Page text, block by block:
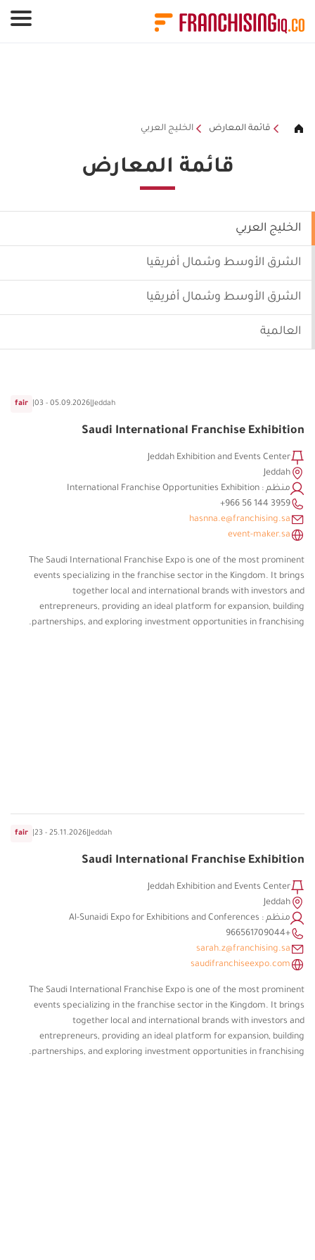
قائمة المعارض الخليج العربي
قائمة المعارض
الخليج العربي
الشرق الأوسط وشمال أفريقيا
الشرق الأوسط وشمال أفريقيا
العالمية
fair 03 - 05.09.2026 Jeddah
Saudi International Franchise Exhibition
Jeddah Exhibition and Events Center
Jeddah
منظم : International Franchise Opportunities Exhibition
hasnna.e@franchising.sa
event-maker.sa
The Saudi International Franchise Expo is one of the most prominent
events specializing in the franchise sector in the Kingdom. It brings
together local and international brands with investors and
entrepreneurs, providing an ideal platform for expansion, building
partnerships, and exploring investment opportunities in franchising.
fair 23 - 25.11.2026 Jeddah
Saudi International Franchise Exhibition
Jeddah Exhibition and Events Center
Jeddah
منظم : Al-Sunaidi Expo for Exhibitions and Conferences
+966561709044
sarah.z@franchising.sa
saudifranchiseexpo.com
The Saudi International Franchise Expo is one of the most prominent
events specializing in the franchise sector in the Kingdom. It brings
together local and international brands with investors and
entrepreneurs, providing an ideal platform for expansion, building
partnerships, and exploring investment opportunities in franchising.
لوحة إدارة ملفات تعريف الارتباط